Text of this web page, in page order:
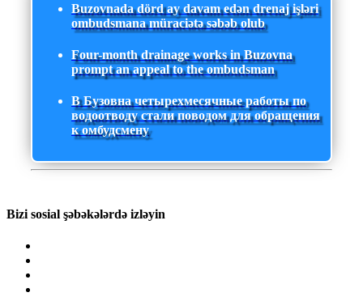
Buzovnada dörd ay davam edən drenaj işləri
ombudsmana müraciətə səbəb olub
Four-month drainage works in Buzovna
prompt an appeal to the ombudsman
В Бузовна четырехмесячные работы по
водоотводу стали поводом для обращения
к омбудсмену
Bizi sosial şəbəkələrdə izləyin